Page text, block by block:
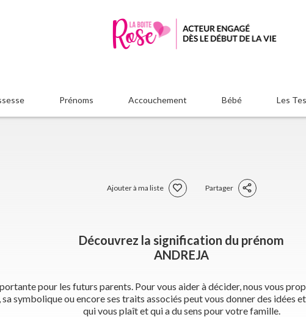
Prénoms Accouchement Bébé Les
Ajouter à ma liste Partager
Découvrez la signification du prénom
ANDREJA
pour les futurs parents. Pour vous aider à décider, nous vous
symbolique ou encore ses traits associés peut vous donner des idées
qui vous plaît et qui a du sens pour votre famille.